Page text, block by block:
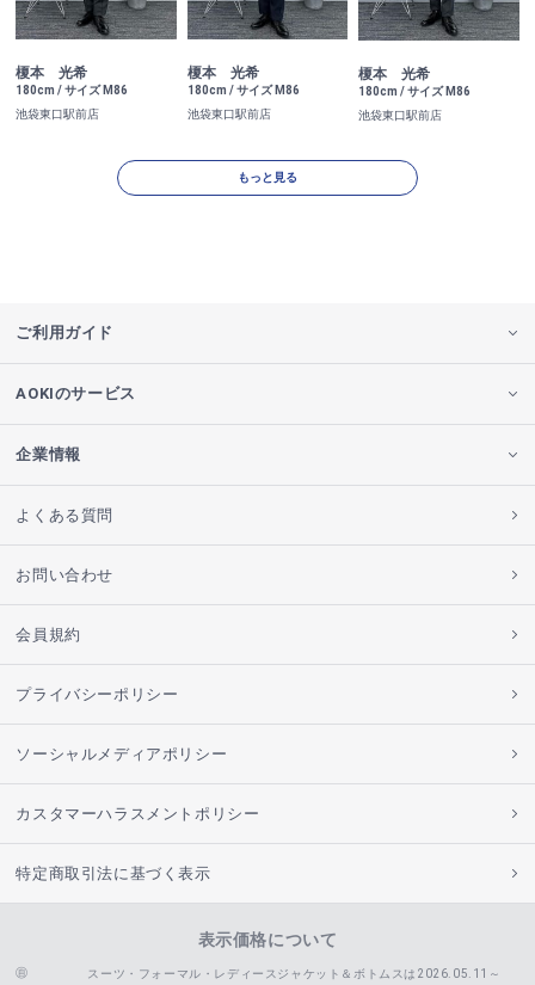
榎本 光希
180cm / サイズ M86
池袋東口駅前店
榎本 光希
180cm / サイズ M86
池袋東口駅前店
榎本 光希
180cm / サイズ M86
池袋東口駅前店
もっと見る
ご利用ガイド
AOKIのサービス
企業情報
よくある質問
お問い合わせ
会員規約
プライバシーポリシー
ソーシャルメディアポリシー
カスタマーハラスメントポリシー
特定商取引法に基づく表示
表示価格について
スーツ・フォーマル・レディースジャケット＆ボトムスは2026.05.11～